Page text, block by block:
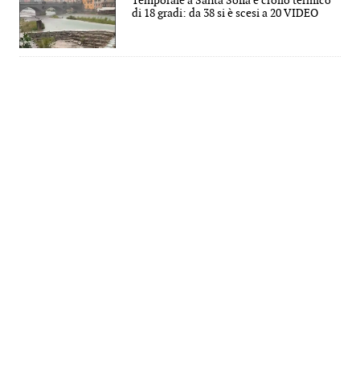
di 18 gradi: da 38 si è scesi a 20 VIDEO